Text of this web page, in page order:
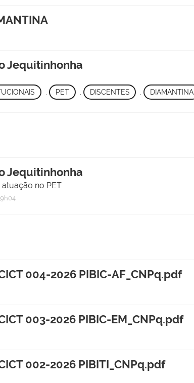
Jequitinhonha
PET DISCENTES , DIAMANTINA
Jequitinhonha
no PET
004-2026 PIBIC-AF_CNPq.pdf
003-2026 PIBIC-EM_CNPq.pdf
002-2026 PIBITI_CNPq.pdf